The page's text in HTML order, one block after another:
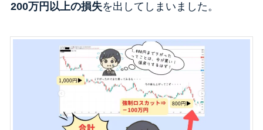
200万円以上の損失を出してしまいました。